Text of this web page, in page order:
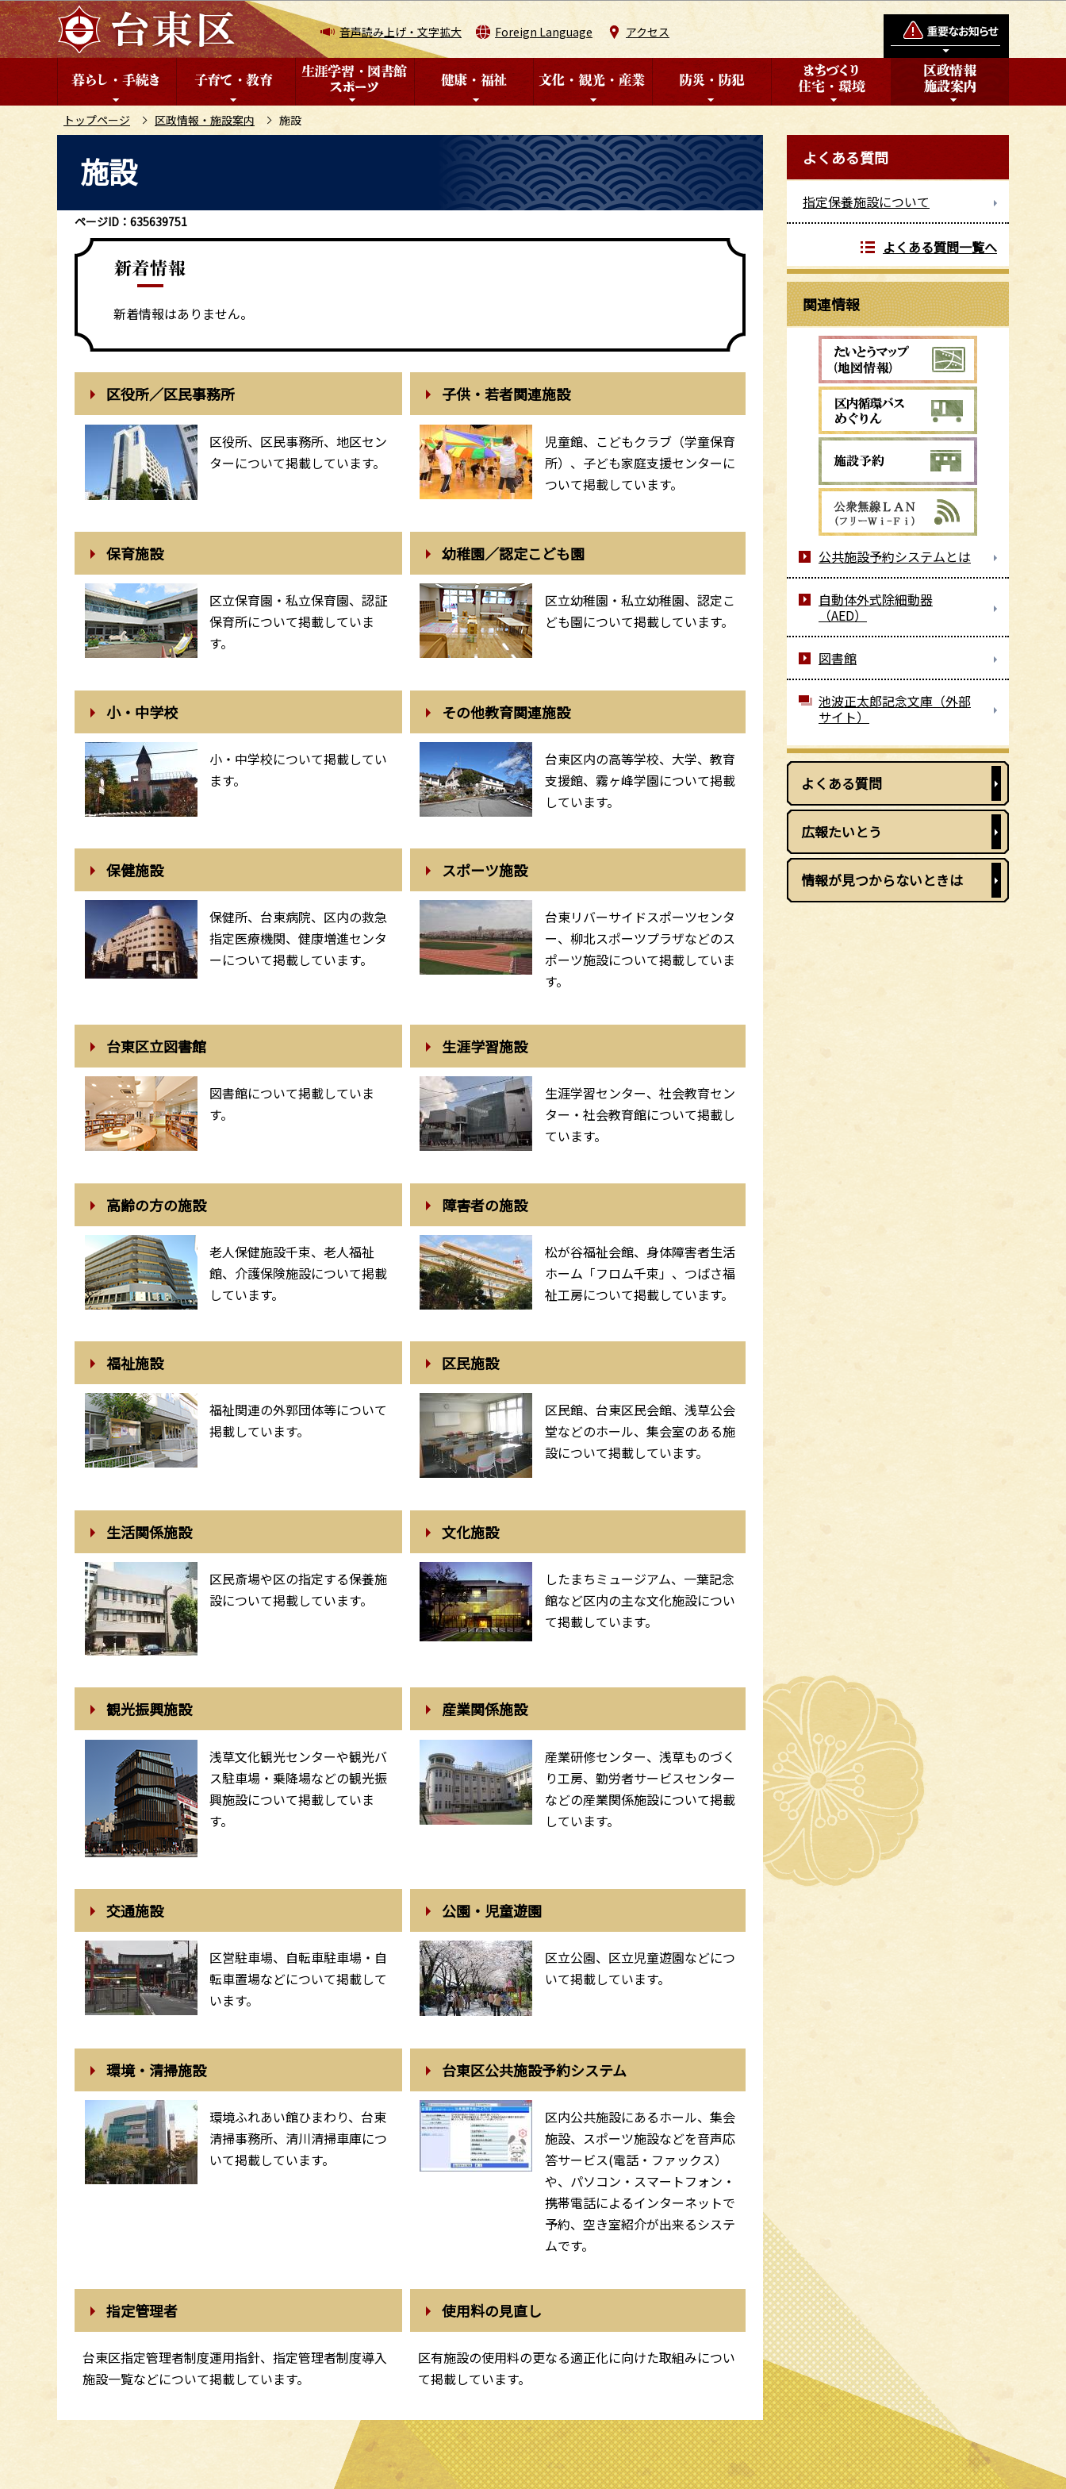
こ
の
ペ
音声読み上げ・文字拡大 Foreign Language アクセス
トップページ 区政情報・施設案内 施設
こ
施設
ページID：635639751
新着情報はありません。
区役所／区民事務所
区役所、区民事務所、地区セン
ターについて掲載しています。
子供・若者関連施設
児童館、こどもクラブ（学童保育
所）、子ども家庭支援センターに
ついて掲載しています。
保育施設
区立保育園・私立保育園、認証
保育所について掲載していま
す。
幼稚園／認定こども園
区立幼稚園・私立幼稚園、認定こ
ども園について掲載しています。
小・中学校
小・中学校について掲載してい
ます。
その他教育関連施設
台東区内の高等学校、大学、教育
支援館、霧ヶ峰学園について掲載
しています。
保健施設
保健所、台東病院、区内の救急
指定医療機関、健康増進センタ
ーについて掲載しています。
スポーツ施設
台東リバーサイドスポーツセンタ
ー、柳北スポーツプラザなどのス
ポーツ施設について掲載していま
す。
台東区立図書館
図書館について掲載していま
す。
生涯学習施設
生涯学習センター、社会教育セン
ター・社会教育館について掲載し
ています。
高齢の方の施設
老人保健施設千束、老人福祉
館、介護保険施設について掲載
しています。
障害者の施設
松が谷福祉会館、身体障害者生活
ホーム「フロム千束」、つばさ福
祉工房について掲載しています。
福祉施設
福祉関連の外郭団体等について
掲載しています。
区民施設
区民館、台東区民会館、浅草公会
堂などのホール、集会室のある施
設について掲載しています。
生活関係施設
区民斎場や区の指定する保養施
設について掲載しています。
文化施設
したまちミュージアム、一葉記念
館など区内の主な文化施設につい
て掲載しています。
観光振興施設
浅草文化観光センターや観光バ
ス駐車場・乗降場などの観光振
興施設について掲載していま
す。
産業関係施設
産業研修センター、浅草ものづく
り工房、勤労者サービスセンター
などの産業関係施設について掲載
しています。
交通施設
区営駐車場、自転車駐車場・自
転車置場などについて掲載して
います。
公園・児童遊園
区立公園、区立児童遊園などにつ
いて掲載しています。
環境・清掃施設
環境ふれあい館ひまわり、台東
清掃事務所、清川清掃車庫につ
いて掲載しています。
台東区公共施設予約システム
区内公共施設にあるホール、集会
施設、スポーツ施設などを音声応
答サービス(電話・ファックス）
や、パソコン・スマートフォン・
携帯電話によるインターネットで
予約、空き室紹介が出来るシステ
ムです。
指定管理者
台東区指定管理者制度運用指針、指定管理者制度導入
施設一覧などについて掲載しています。
使用料の見直し
区有施設の使用料の更なる適正化に向けた取組みについ
て掲載しています。
よくある質問
指定保養施設について
よくある質問一覧へ
関連情報
公共施設予約システムとは
自動体外式除細動器
（AED）
図書館
池波正太郎記念文庫（外部
サイト）
よくある質問
広報たいとう
情報が見つからないときは